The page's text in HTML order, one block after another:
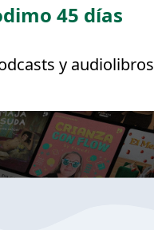
45 días
y audiolibros